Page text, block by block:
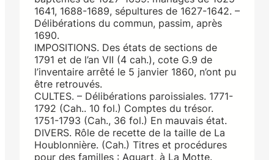
1641, 1688-1689, sépultures de 1627-1642. –
Délibérations du commun, passim, après
1690.
IMPOSITIONS. Des états de sections de
1791 et de l’an VII (4 cah.), cote G.9 de
l’inventaire arrêté le 5 janvier 1860, n’ont pu
être retrouvés.
CULTES. – Délibérations paroissiales. 1771-
1792 (Cah.. 10 fol.) Comptes du trésor.
1751-1793 (Cah., 36 fol.) En mauvais état.
DIVERS. Rôle de recette de la taille de La
Houblonnière. (Cah.) Titres et procédures
pour des familles : Aquart, à La Motte.